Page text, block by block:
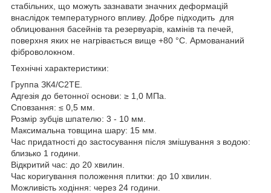
стабільних, що можуть зазнавати значних деформацій
внаслідок температурного впливу. Добре підходить для
облицювання басейнів та резервуарів, камінів та печей,
поверхня яких не нагрівається вище +80 °С. Армовананий
фіброволокном.
Технічні характеристики:
Группа ЗК4/С2ТЕ.
Адгезія до бетонної основи: ≥ 1,0 МПа.
Сповзання: ≤ 0,5 мм.
Розмір зубців шпателю: 3 - 10 мм.
Максимальна товщина шару: 15 мм.
Час придатності до застосування після змішування з водою:
близько 1 години.
Відкритий час: до 20 хвилин.
Час коригування положення плитки: до 10 хвилин.
Можливість ходіння: через 24 години.